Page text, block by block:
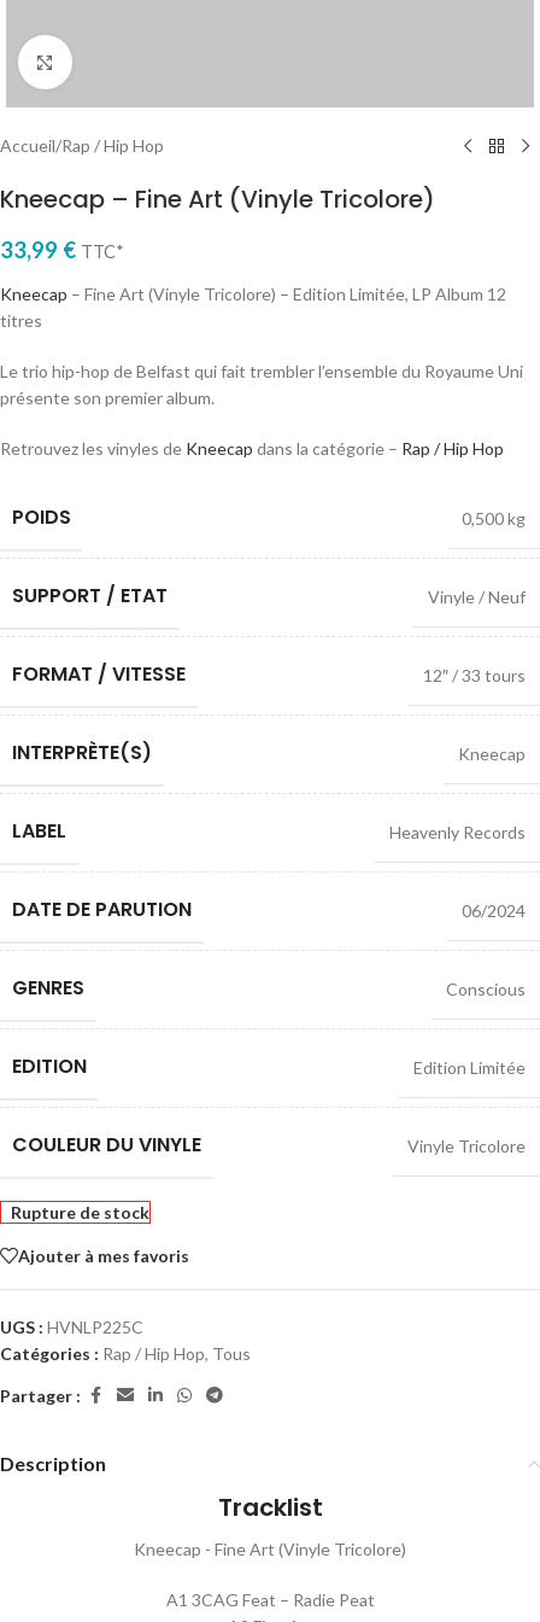
Cliquez pour agrandir
Accueil/Rap / Hip Hop
Kneecap – Fine Art (Vinyle Tricolore)
33,99 € TTC*
Kneecap – Fine Art (Vinyle Tricolore) – Edition Limitée, LP Album 12
titres
Le trio hip-hop de Belfast qui fait trembler l’ensemble du Royaume Uni
présente son premier album.
Retrouvez les vinyles de Kneecap dans la catégorie – Rap / Hip Hop
POIDS 0,500 kg
SUPPORT / ETAT Vinyle / Neuf
FORMAT / VITESSE 12″ / 33 tours
INTERPRÈTE(S) Kneecap
LABEL Heavenly Records
DATE DE PARUTION 06/2024
GENRES Conscious
EDITION Edition Limitée
COULEUR DU VINYLE Vinyle Tricolore
Rupture de stock
Ajouter à mes favoris
UGS : HVNLP225C
Catégories : Rap / Hip Hop, Tous
Partager :
Description
Tracklist
Kneecap - Fine Art (Vinyle Tricolore)
A1 3CAG Feat – Radie Peat